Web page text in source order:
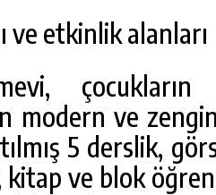
ve etkinlik alanları
modern ve
5 derslik,
ve blok